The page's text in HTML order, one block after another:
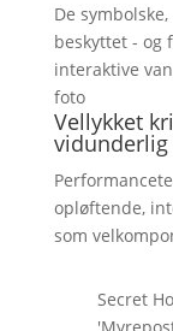
De
beskyttet - og
interaktive
foto
Vellykket
vidunderlig
opløftende,
som
Secret